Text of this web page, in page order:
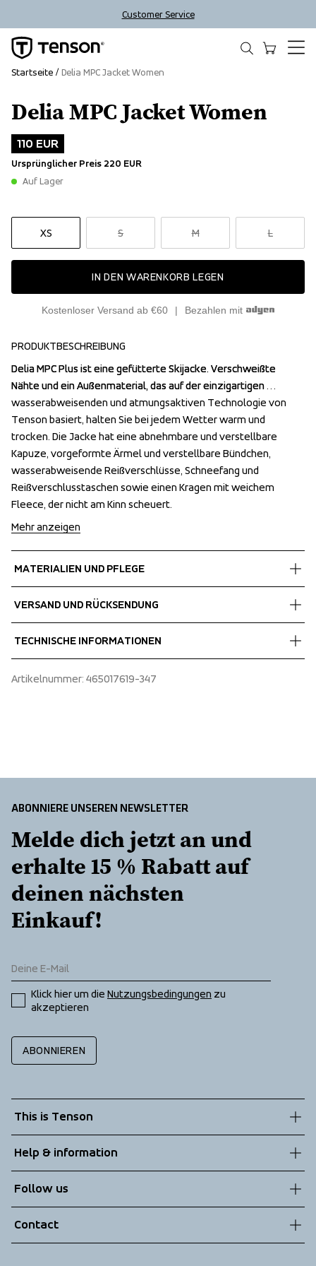
Customer Service
Delia MPC Jacket Women
110 EUR
Ursprünglicher Preis 220 EUR
Auf Lager
XS S M L
IN DEN WARENKORB LEGEN
Kostenloser Versand ab €60 Bezahlen mit
Startseite Delia MPC Jacket Women
Outlet
PRODUKTBESCHREIBUNG
Delia MPC Plus ist eine gefütterte Skijacke. Verschweißte
Nähte und ein Außenmaterial, das auf der einzigartigen
wasserabweisenden und atmungsaktiven Technologie von
Tenson basiert, halten Sie bei jedem Wetter warm und
trocken. Die Jacke hat eine abnehmbare und verstellbare
Kapuze, vorgeformte Ärmel und verstellbare Bündchen,
wasserabweisende Reißverschlüsse, Schneefang und
Reißverschlusstaschen sowie einen Kragen mit weichem
Fleece, der nicht am Kinn scheuert.
Delia MPC Plus ist eine gefütterte Skijacke. Verschweißte
Nähte und ein Außenmaterial, das auf der einzigartigen
wasserabweisenden und atmungsaktiven Technologie von
Tenson basiert, halten Sie bei jedem Wetter warm und
trocken. Die Jacke hat eine abnehmbare und verstellbare
Kapuze, vorgeformte Ärmel und verstellbare Bündchen,
wasserabweisende Reißverschlüsse, Schneefang und
Reißverschlusstaschen sowie einen Kragen mit weichem
Fleece, der nicht am Kinn scheuert.
Mehr anzeigen
MATERIALIEN UND PFLEGE
Shell fabric 1
Insulation
100% Polyester
VERSAND UND RÜCKSENDUNG
Wir versenden mit UPS, die tagsüber liefert.
erhalten.
TECHNISCHE INFORMATIONEN
Articulated sleeves
Artikelnummer: 465017619-347
ABONNIERE UNSEREN NEWSLETTER
Melde dich jetzt an und
erhalte 15 % Rabatt auf
deinen nächsten
Einkauf!
Klick hier um die Nutzungsbedingungen zu
akzeptieren
ABONNIEREN
This is Tenson
Sustainability
Technologies
Help & information
Terms & Conditions
Returns
Follow us
Contact